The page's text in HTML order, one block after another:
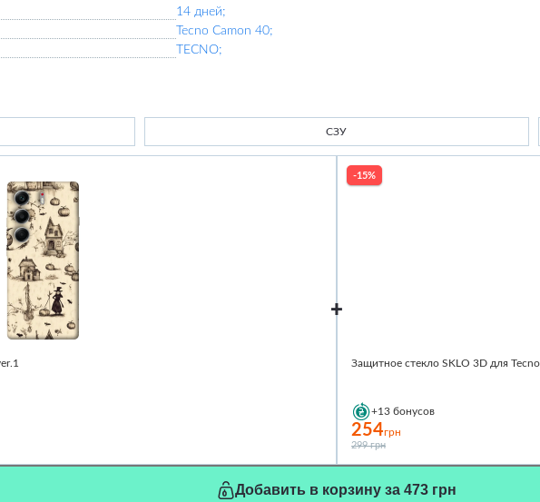
14 дней;
Tecno Camon 40;
TECNO;
СЗУ
-15%
Защитное стекло SKLO 3D для
+13 бонусов
254грн
299 грн
Добавить в корзину за 473 грн